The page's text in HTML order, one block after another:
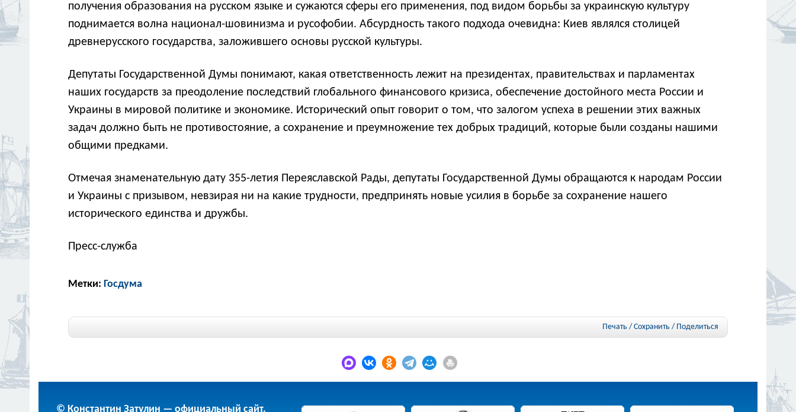
получения образования на русском языке и сужаются сферы его применения, под видом борьбы за украинскую культуру
поднимается волна национал-шовинизма и русофобии. Абсурдность такого подхода очевидна: Киев являлся столицей
древнерусского государства, заложившего основы русской культуры.
Депутаты Государственной Думы понимают, какая ответственность лежит на президентах, правительствах и парламентах
наших государств за преодоление последствий глобального финансового кризиса, обеспечение достойного места России и
Украины в мировой политике и экономике. Исторический опыт говорит о том, что залогом успеха в решении этих важных
задач должно быть не противостояние, а сохранение и преумножение тех добрых традиций, которые были созданы нашими
общими предками.
Отмечая знаменательную дату 355-летия Переяславской Рады, депутаты Государственной Думы обращаются к народам России
и Украины с призывом, невзирая ни на какие трудности, предпринять новые усилия в борьбе за сохранение нашего
исторического единства и дружбы.
Пресс-служба
Метки: Госдума
Печать / Сохранить / Поделиться
© Константин Затулин — официальный сайт.